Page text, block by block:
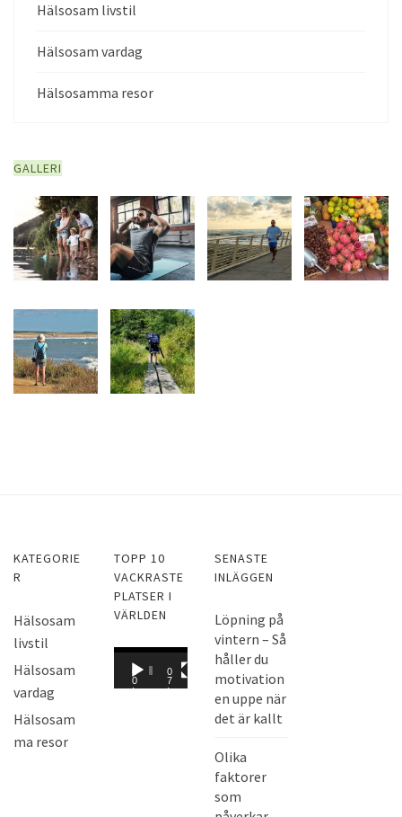
Hälsosam livstil
Hälsosam vardag
Hälsosamma resor
GALLERI
KATEGORIE
R
Hälsosam
livstil
Hälsosam
vardag
Hälsosam
ma resor
TOPP 10
VACKRASTE
PLATSER I
VÄRLDEN
V
0
0
:
0
7
:
SENASTE
INLÄGGEN
Löpning på
vintern – Så
håller du
motivation
en uppe när
det är kallt
Olika
faktorer
som